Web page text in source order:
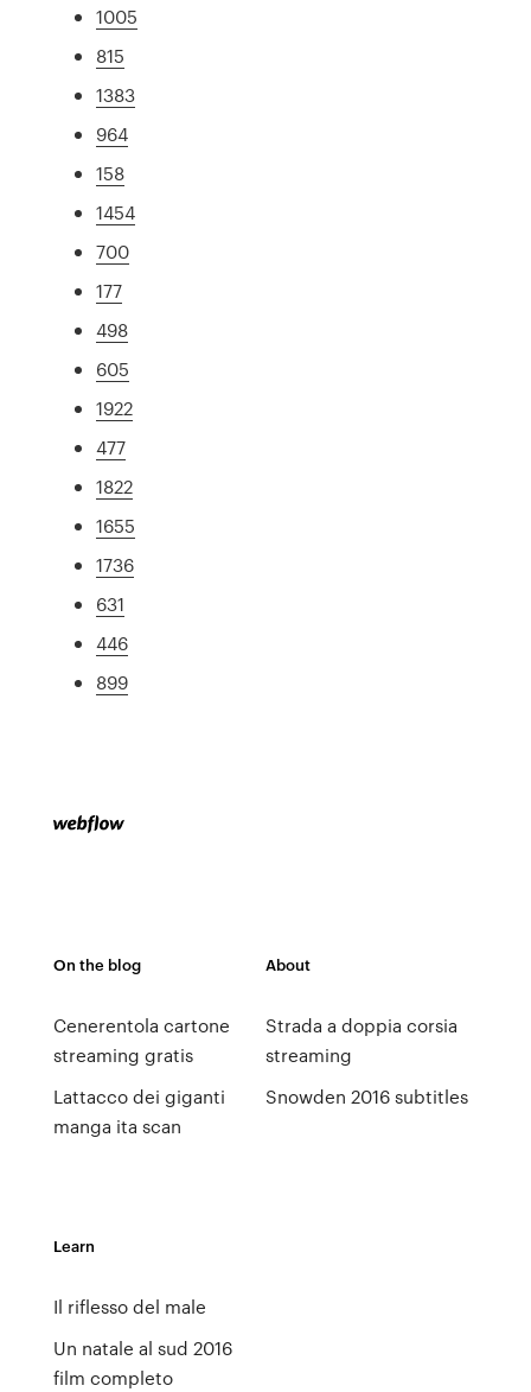
1005
815
1383
964
158
1454
700
177
498
605
1922
477
1822
1655
1736
631
446
899
On the blog
Cenerentola cartone
streaming gratis
Lattacco dei giganti
manga ita scan
About
Strada a doppia corsia
streaming
Snowden 2016 subtitles
Learn
Il riflesso del male
Un natale al sud 2016
film completo